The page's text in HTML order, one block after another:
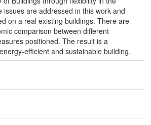
issues are addressed in this work and
on a real existing buildings. There are
comparison between different
positioned. The result is a
efficient and sustainable building.